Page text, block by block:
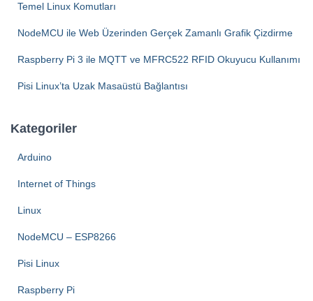
Temel Linux Komutları
NodeMCU ile Web Üzerinden Gerçek Zamanlı Grafik Çizdirme
Raspberry Pi 3 ile MQTT ve MFRC522 RFID Okuyucu Kullanımı
Pisi Linux’ta Uzak Masaüstü Bağlantısı
Kategoriler
Arduino
Internet of Things
Linux
NodeMCU – ESP8266
Pisi Linux
Raspberry Pi